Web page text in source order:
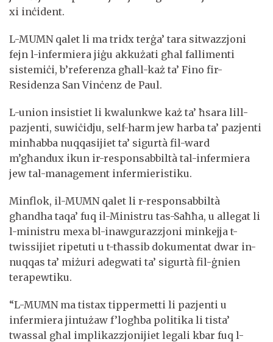
xi inċident.
L-MUMN qalet li ma tridx terġa’ tara sitwazzjoni
fejn l-infermiera jiġu akkużati għal fallimenti
sistemiċi, b’referenza għall-każ ta’ Fino fir-
Residenza San Vinċenz de Paul.
L-union insistiet li kwalunkwe każ ta’ ħsara lill-
pazjenti, suwiċidju, self-harm jew ħarba ta’ pazjenti
minħabba nuqqasijiet ta’ sigurtà fil-ward
m’għandux ikun ir-responsabbiltà tal-infermiera
jew tal-management infermieristiku.
Minflok, il-MUMN qalet li r-responsabbiltà
għandha taqa’ fuq il-Ministru tas-Saħħa, u allegat li
l-ministru mexa bl-inawgurazzjoni minkejja t-
twissijiet ripetuti u t-tħassib dokumentat dwar in-
nuqqas ta’ miżuri adegwati ta’ sigurtà fil-ġnien
terapewtiku.
“L-MUMN ma tistax tippermetti li pazjenti u
infermiera jintużaw f’logħba politika li tista’
twassal għal implikazzjonijiet legali kbar fuq l-